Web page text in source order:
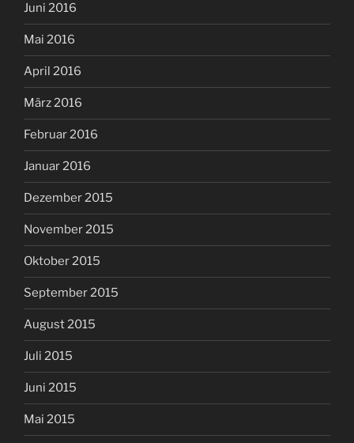
Juni 2016
Mai 2016
April 2016
März 2016
Februar 2016
Januar 2016
Dezember 2015
November 2015
Oktober 2015
September 2015
August 2015
Juli 2015
Juni 2015
Mai 2015